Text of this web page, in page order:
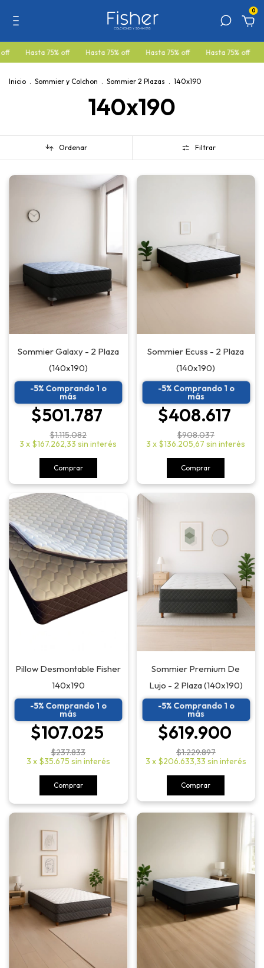
0
off Hasta 75% off Hasta 75% off Hasta 75% off Hasta 75% off
Inicio . Sommier y Colchon . Sommier 2 Plazas . 140x190
140x190
Ordenar Filtrar
Sommier Galaxy - 2 Plaza
(140x190)
-5% Comprando 1 o
más
$501.787
$1.115.082
3 x $167.262,33 sin interés
Comprar
Sommier Ecuss - 2 Plaza
(140x190)
-5% Comprando 1 o
más
$408.617
$908.037
3 x $136.205,67 sin interés
Comprar
Pillow Desmontable Fisher
140x190
-5% Comprando 1 o
más
$107.025
$237.833
3 x $35.675 sin interés
Sommier Premium De
Lujo - 2 Plaza (140x190)
-5% Comprando 1 o
más
$619.900
$1.229.897
3 x $206.633,33 sin interés
Comprar